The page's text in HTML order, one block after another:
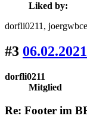
Liked by:
dorfli0211 , joergwbce
#3
dorfli0211
Mitglied
Re: Footer im